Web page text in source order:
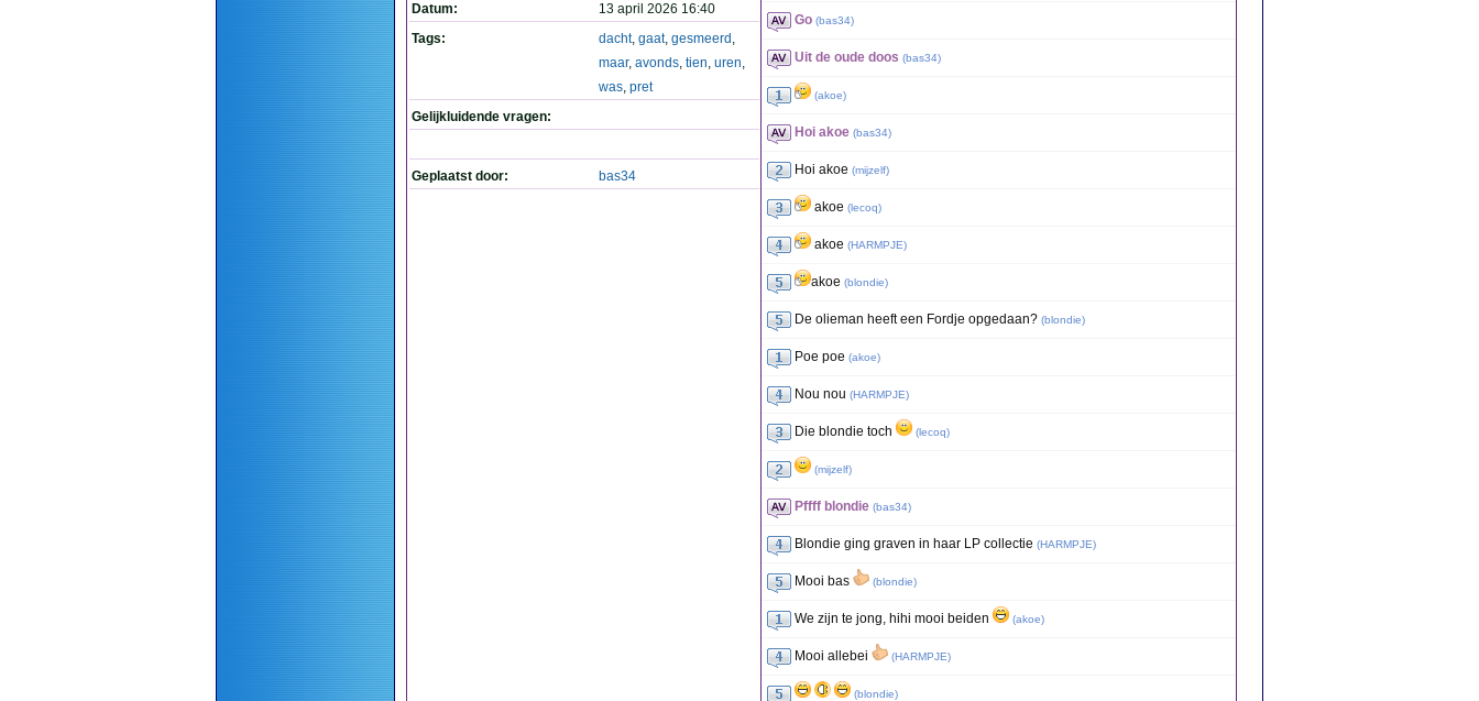
Datum:
13 april 2026 16:40
Tags:
dacht, gaat, gesmeerd ,
maar, avonds, tien, uren,
was, pret
Gelijkluidende vragen:
Geplaatst door: bas34
Go (bas34)
Uit de oude doos (bas34)
(akoe)
Hoi akoe (bas34)
Hoi akoe (mijzelf)
akoe (lecoq)
akoe (HARMPJE)
akoe (blondie)
De olieman heeft een Fordje opgedaan? (blondie)
Poe poe (akoe)
Nou nou (HARMPJE)
Die blondie toch (lecoq)
(mijzelf)
Pffff blondie (bas34)
Blondie ging graven in haar LP collectie (HARMPJE)
Mooi bas (blondie)
We zijn te jong, hihi mooi beiden (akoe)
Mooi allebei (HARMPJE)
(blondie)